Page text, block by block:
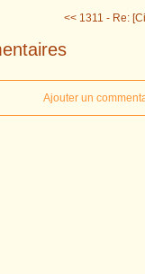
<< 1311 - Re:
Ajouter un